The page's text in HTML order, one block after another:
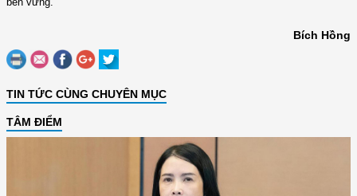
Bích Hồng
TIN TỨC CÙNG CHUYÊN MỤC
TÂM ĐIỂM